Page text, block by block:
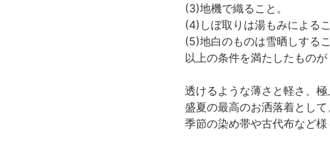
(3)地機で織ること。
(4)しぼ取りは湯もみによるこ
(5)地白のものは雪晒しするこ
以上の条件を満たしたものが
透けるような薄さと軽さ、極
盛夏の最高のお洒落着として
季節の染め帯や古代布など様